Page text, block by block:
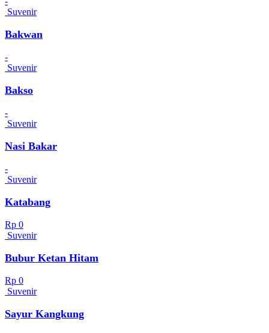
Suvenir
Bakwan
-
Suvenir
Bakso
-
Suvenir
Nasi Bakar
-
Suvenir
Katabang
Rp 0
Suvenir
Bubur Ketan Hitam
Rp 0
Suvenir
Sayur Kangkung